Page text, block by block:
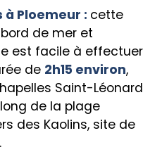
à Ploemeur : cette
de mer et
est facile à effectuer
de 2h15 environ,
Saint-Léonard
de la plage
des Kaolins, site de